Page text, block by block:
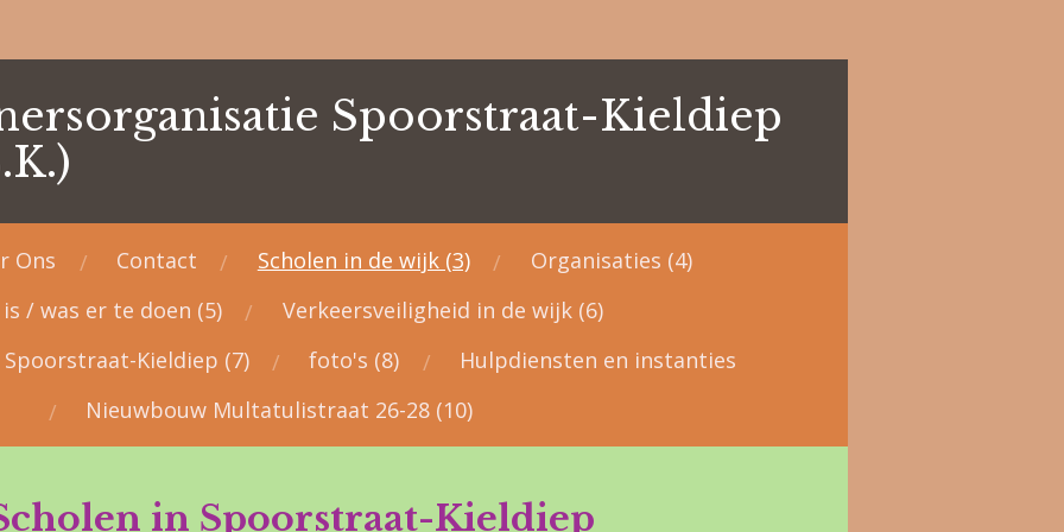
Spoorstraat-Kieldiep
Ons Contact Scholen in de wijk (3)
Organisaties (4)
/ was er te doen (5)
Verkeersveiligheid in de wijk (6)
Spoorstraat-Kieldiep (7)
foto's (8)
Hulpdiensten en instanties
Nieuwbouw Multatulistraat 26-28 (10)
in Spoorstraat-Kieldiep